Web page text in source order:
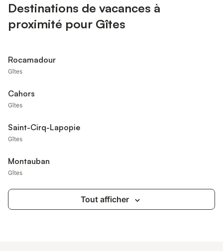
Destinations de vacances à
proximité pour Gîtes
Rocamadour
Gîtes
Cahors
Gîtes
Saint-Cirq-Lapopie
Gîtes
Montauban
Gîtes
Tout afficher